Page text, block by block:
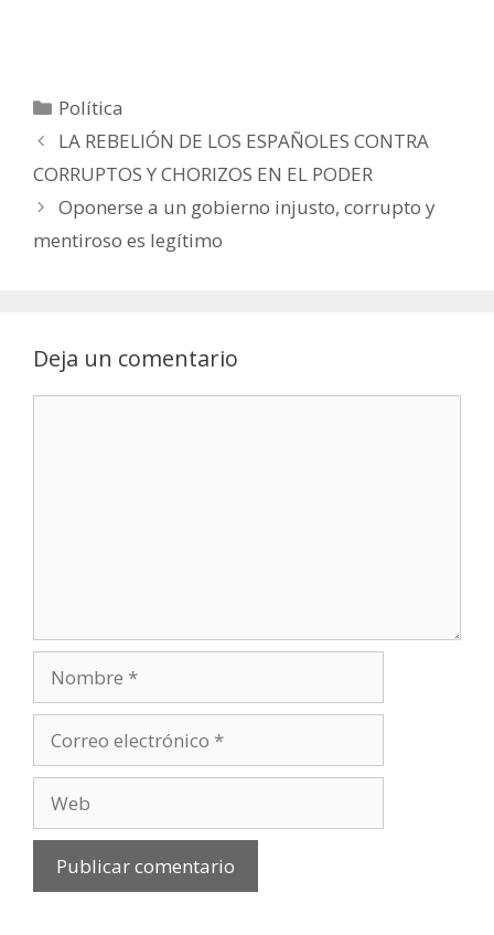
Política
LA REBELIÓN DE LOS ESPAÑOLES CONTRA
CORRUPTOS Y CHORIZOS EN EL PODER
Oponerse a un gobierno injusto, corrupto y
mentiroso es legítimo
Deja un comentario